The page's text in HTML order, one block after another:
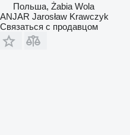
Польша, Żabia Wola
ANJAR Jarosław Krawczyk
Связаться с продавцом